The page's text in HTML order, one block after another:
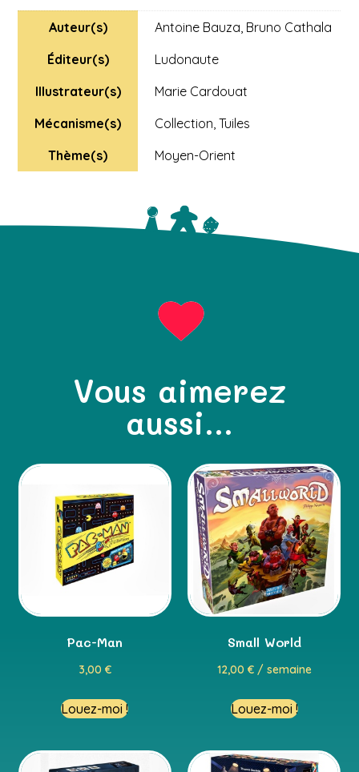
Auteur(s) Antoine Bauza, Bruno Cathala
Éditeur(s)
Ludonaute
Illustrateur(s)
Marie Cardouat
Mécanisme(s)
Collection, Tuiles
Thème(s)
Moyen-Orient
Vous aimerez
aussi...
Pac-Man
3,00 €
Louez-moi !
Small World
12,00 €/ semaine
Louez-moi !